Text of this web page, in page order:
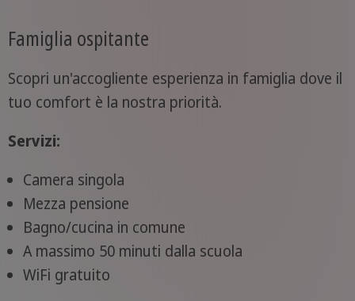
Famiglia ospitante
Scopri un'accogliente esperienza in famiglia dove il
tuo comfort è la nostra priorità.
Servizi:
Camera singola
Mezza pensione
Bagno/cucina in comune
A massimo 50 minuti dalla scuola
WiFi gratuito